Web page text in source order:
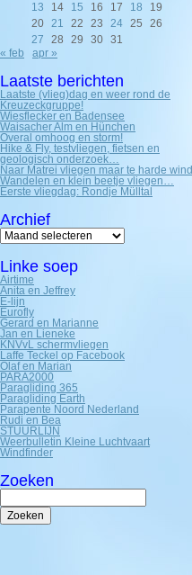
13
14 15 16 17 18
19
20
21 22 23 24 25
26
27
28 29 30
31
« feb
apr »
Laatste berichten
Laatste (vlieg)dag en weer rond de
Kreuzeckgruppe!
Wiesflecker en Badensee
Waisacher Alm en Hünchen
Overal omhoog en storm!
Hike & Fly, testvliegen, fietsen en
geologisch onderzoek…
Naar Matrei vliegen maar te harde wind
Wandelen en klein beetje vliegen…
Eerste vliegdag: Rondje Mülltal
Archief
Archief
Linke soep
Airtime
Anita en Jeffrey
E-lijn
Eurofly
Gerard en Marianne
Jan en Lieneke
KNVvL schermvliegen
Laffe Teckel op Facebook
Olaf en Marian
PARA2000
Paragliding 365
Paragliding Earth
Parapente Noord Nederland
Rudi en Bea
STUURLIJN
Weerbulletin Kleine Luchtvaart
Windfinder
Zoeken
Zoeken
naar: